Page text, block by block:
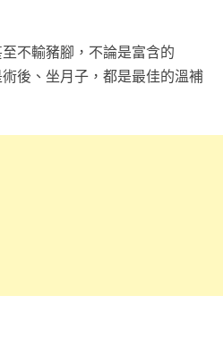
不輸豬腳，不論是富含的
後、坐月子，都是最佳的溫補